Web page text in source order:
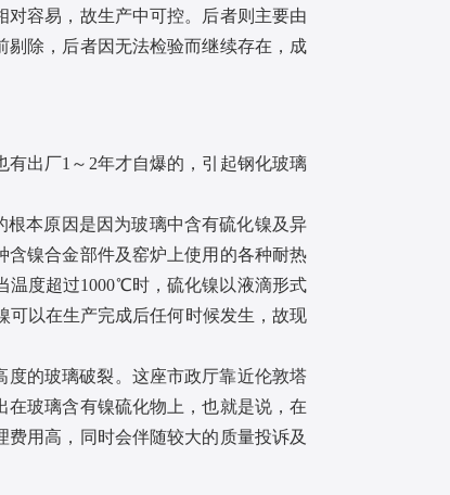
容易，故生产中可控。后者则主要由
除，后者因无法检验而继续存在，成
出厂1～2年才自爆的，引起钢化玻璃
本原因是因为玻璃中含有硫化镍及异
含镍合金部件及窑炉上使用的各种耐热
温度超过1000℃时，硫化镍以液滴形式
可以在生产完成后任何时候发生，故现
的玻璃破裂。这座市政厅靠近伦敦塔
玻璃含有镍硫化物上，也就是说，在
用高，同时会伴随较大的质量投诉及